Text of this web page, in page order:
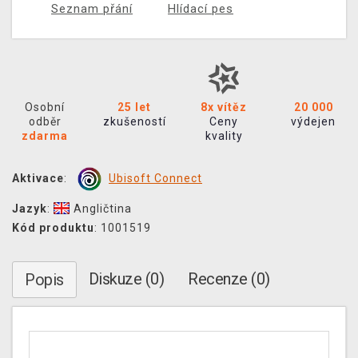
Seznam přání Hlídací pes
Osobní
odběr
zdarma
25 let
zkušeností
8x vítěz
Ceny
kvality
20 000
výdejen
Aktivace: Ubisoft Connect
Jazyk:
Angličtina
Kód produktu: 1001519
Popis Diskuze (0) Recenze (0)